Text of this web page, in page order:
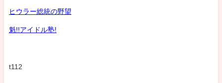
ヒウラー総統の野望
魁!!アイドル塾!
t112